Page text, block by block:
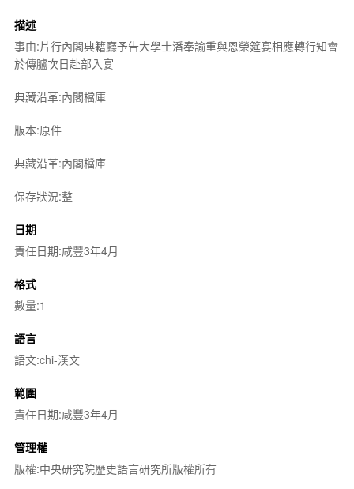
描述
事由:片行內閣典籍廳予告大學士潘奉諭重與恩榮筵宴相應轉行知會
於傳臚次日赴部入宴
典藏沿革:內閣檔庫
版本:原件
典藏沿革:內閣檔庫
保存狀況:整
日期
責任日期:咸豐3年4月
格式
數量:1
語言
語文:chi-漢文
範圍
責任日期:咸豐3年4月
管理權
版權:中央研究院歷史語言研究所版權所有